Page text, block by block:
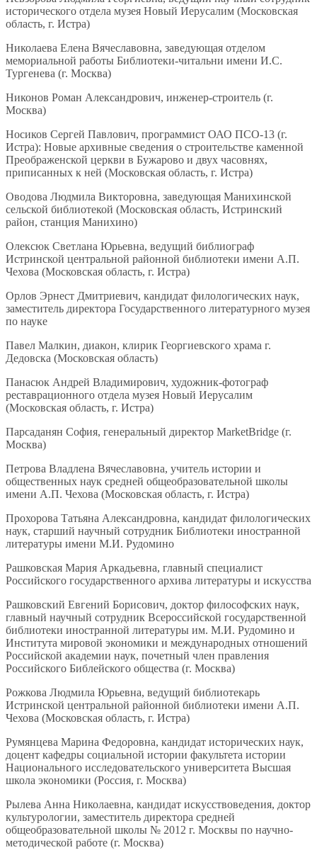
исторического отдела музея Новый Иерусалим (Московская
область, г. Истра)
Николаева Елена Вячеславовна, заведующая отделом
мемориальной работы Библиотеки-читальни имени И.С.
Тургенева (г. Москва)
Никонов Роман Александрович, инженер-строитель (г.
Москва)
Носиков Сергей Павлович, программист ОАО ПСО-13 (г.
Истра): Новые архивные сведения о строительстве каменной
Преображенской церкви в Бужарово и двух часовнях,
приписанных к ней (Московская область, г. Истра)
Оводова Людмила Викторовна, заведующая Манихинской
сельской библиотекой (Московская область, Истринский
район, станция Манихино)
Олексюк Светлана Юрьевна, ведущий библиограф
Истринской центральной районной библиотеки имени А.П.
Чехова (Московская область, г. Истра)
Орлов Эрнест Дмитриевич, кандидат филологических наук,
заместитель директора Государственного литературного музея
по науке
Павел Малкин, диакон, клирик Георгиевского храма г.
Дедовска (Московская область)
Панасюк Андрей Владимирович, художник-фотограф
реставрационного отдела музея Новый Иерусалим
(Московская область, г. Истра)
Парсаданян София, генеральный директор MarketBridge (г.
Москва)
Петрова Владлена Вячеславовна, учитель истории и
общественных наук средней общеобразовательной школы
имени А.П. Чехова (Московская область, г. Истра)
Прохорова Татьяна Александровна, кандидат филологических
наук, старший научный сотрудник Библиотеки иностранной
литературы имени М.И. Рудомино
Рашковская Мария Аркадьевна, главный специалист
Российского государственного архива литературы и искусства
Рашковский Евгений Борисович, доктор философских наук,
главный научный сотрудник Всероссийской государственной
библиотеки иностранной литературы им. М.И. Рудомино и
Института мировой экономики и международных отношений
Российской академии наук, почетный член правления
Российского Библейского общества (г. Москва)
Рожкова Людмила Юрьевна, ведущий библиотекарь
Истринской центральной районной библиотеки имени А.П.
Чехова (Московская область, г. Истра)
Румянцева Марина Федоровна, кандидат исторических наук,
доцент кафедры социальной истории факультета истории
Национального исследовательского университета Высшая
школа экономики (Россия, г. Москва)
Рылева Анна Николаевна, кандидат искусствоведения, доктор
культурологии, заместитель директора средней
общеобразовательной школы № 2012 г. Москвы по научно-
методической работе (г. Москва)